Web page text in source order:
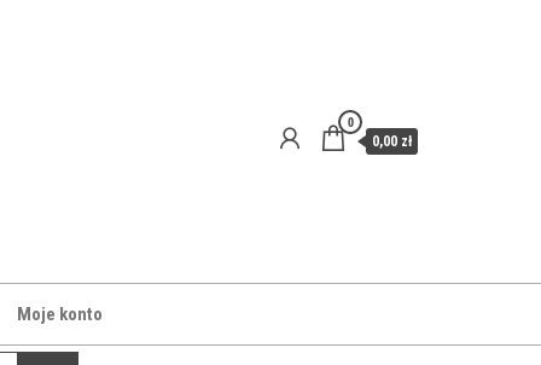
0
0,00 zł
Moje konto